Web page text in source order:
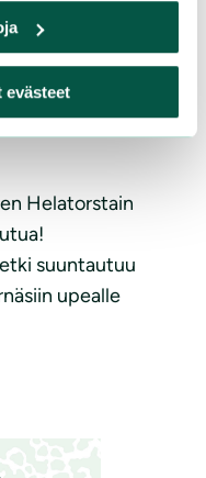
evästeet
Helatorstain
suuntautuu
upealle